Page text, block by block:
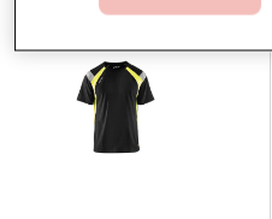
Företagsprofilering
Movab